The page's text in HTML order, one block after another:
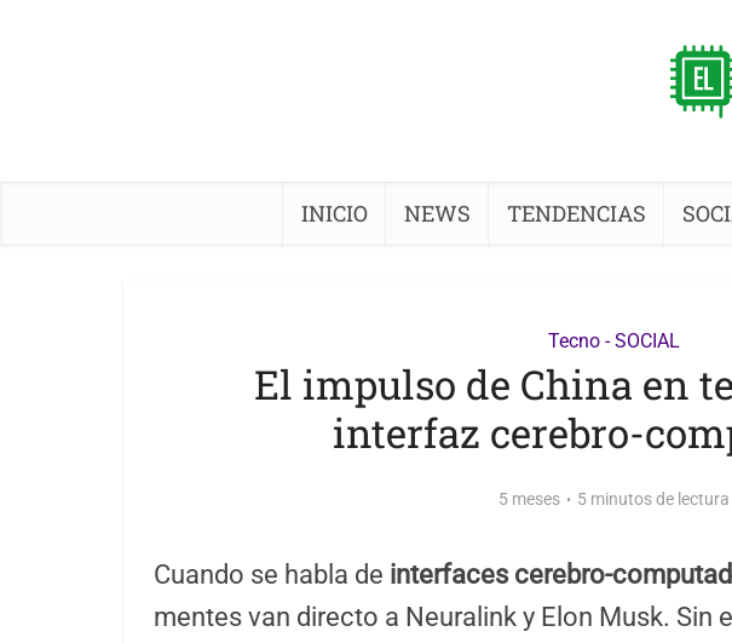
INICIO NEWS TENDENCIAS
Tecno - SOCIAL
El impulso de China en
interfaz cerebro-
5 meses 5 minutos de lectura
Cuando se habla de interfaces cerebro-
mentes van directo a Neuralink y Elon Musk. Sin